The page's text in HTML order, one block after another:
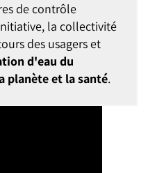
de contrôle
la collectivité
des usagers et
d'eau du
planète et la santé.